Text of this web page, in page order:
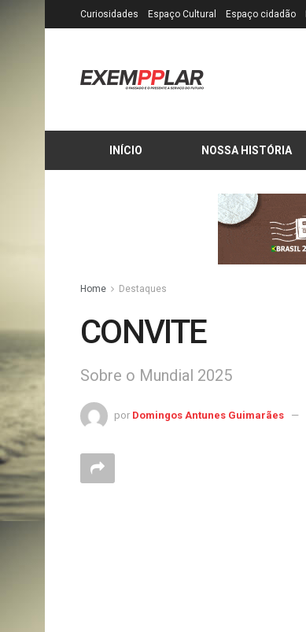
Curiosidades Espaço Cultural Espaço cidadão
INÍCIO NOSSA HISTÓRIA
Home Destaques
CONVITE
Sobre o Mundial 2025
por Domingos Antunes Guimarães